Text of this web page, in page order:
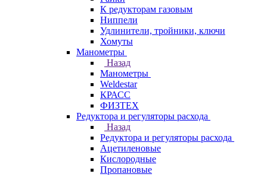
К редукторам газовым
Ниппели
Удлинители, тройники, ключи
Хомуты
Манометры
Назад
Манометры
Weldestar
КРАСС
ФИЗТЕХ
Редуктора и регуляторы расхода
Назад
Редуктора и регуляторы расхода
Ацетиленовые
Кислородные
Пропановые